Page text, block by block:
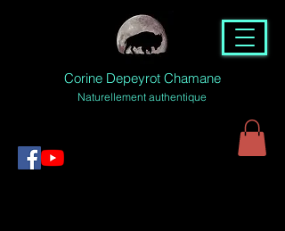
Corine Depeyrot Chamane
Naturellement authentique